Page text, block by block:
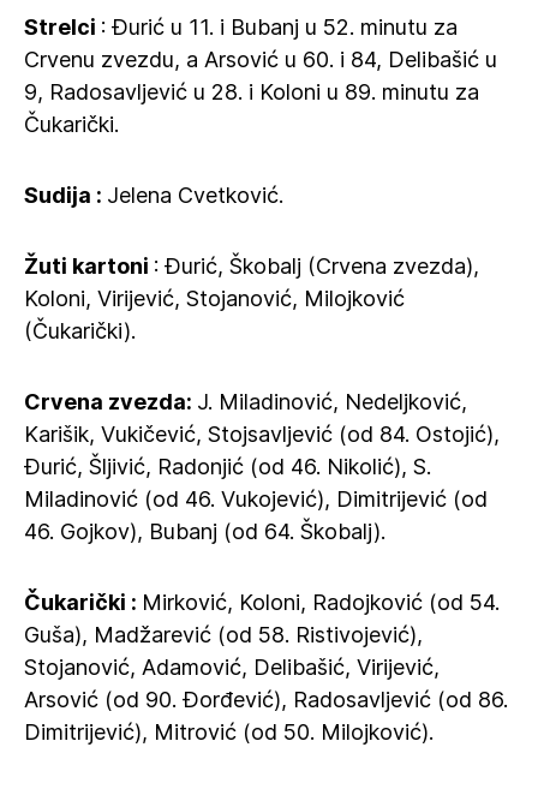
Strelci : Đurić u 11. i Bubanj u 52. minutu za
Crvenu zvezdu, a Arsović u 60. i 84, Delibašić u
9, Radosavljević u 28. i Koloni u 89. minutu za
Čukarički.
Sudija : Jelena Cvetković.
Žuti kartoni : Đurić, Škobalj (Crvena zvezda),
Koloni, Virijević, Stojanović, Milojković
(Čukarički).
Crvena zvezda: J. Miladinović, Nedeljković,
Karišik, Vukičević, Stojsavljević (od 84. Ostojić),
Đurić, Šljivić, Radonjić (od 46. Nikolić), S.
Miladinović (od 46. Vukojević), Dimitrijević (od
46. Gojkov), Bubanj (od 64. Škobalj).
Čukarički : Mirković, Koloni, Radojković (od 54.
Guša), Madžarević (od 58. Ristivojević),
Stojanović, Adamović, Delibašić, Virijević,
Arsović (od 90. Đorđević), Radosavljević (od 86.
Dimitrijević), Mitrović (od 50. Milojković).